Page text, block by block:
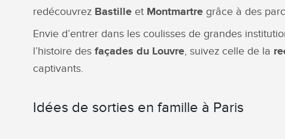
redécouvrez Bastille et Montmartre grâce à des
Envie d’entrer dans les coulisses de grandes
l’histoire des façades du Louvre, suivez celle de la
captivants.
Idées de sorties en famille à Paris